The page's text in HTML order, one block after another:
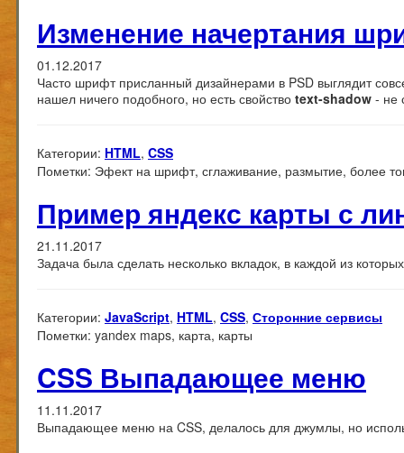
Изменение начертания
01.12.2017
Часто шрифт присланный дизайнерами в PSD выглядит
нашел ничего подобного, но есть свойство text-shadow - не
Категории: HTML, CSS
Пометки: Эфект на шрифт, сглаживание, размытие, более
Пример яндекс карты с
21.11.2017
Задача была сделать несколько вкладок, в каждой из
Категории: JavaScript, HTML, CSS, Сторонние сервисы
Пометки: yandex maps, карта, карты
CSS Выпадающее меню
11.11.2017
Выпадающее меню на CSS, делалось для джумлы, но